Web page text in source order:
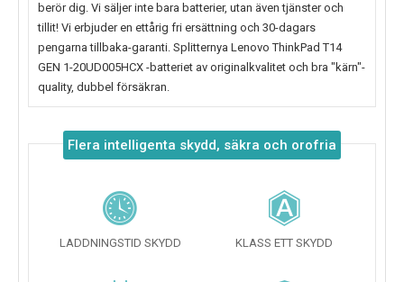
berör dig. Vi säljer inte bara batterier, utan även tjänster och
tillit! Vi erbjuder en ettårig fri ersättning och 30-dagars
pengarna tillbaka-garanti. Splitternya Lenovo ThinkPad T14
GEN 1-20UD005HCX -batteriet av originalkvalitet och bra "kärn"-
quality, dubbel försäkran.
Flera intelligenta skydd, säkra och orofria
LADDNINGSTID SKYDD KLASS ETT SKYDD